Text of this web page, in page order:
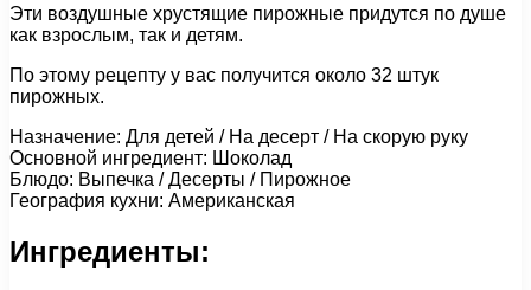
Эти воздушные хрустящие пирожные придутся по душе
как взрослым, так и детям.
По этому рецепту у вас получится около 32 штук
пирожных.
Назначение: Для детей / На десерт / На скорую руку
Основной ингредиент: Шоколад
Блюдо: Выпечка / Десерты / Пирожное
География кухни: Американская
Ингредиенты: